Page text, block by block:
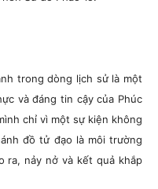
trong dòng lịch sử là một
và đáng tin cậy của Phúc
chỉ vì một sự kiện không
đồ tử đạo là môi trường
ra, nảy nở và kết quả khắp